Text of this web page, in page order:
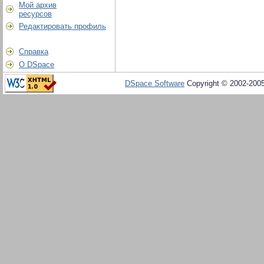
Мой архив
ресурсов
Редактировать профиль
Справка
О DSpace
DSpace Software Copyright © 2002-